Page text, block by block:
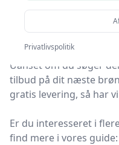
HandyGuiden er
samlet 8 top-
bedste.
Uanset om du søger
tilbud på dit næste
gratis levering, så har
Er du interesseret i
find mere i vores
Privatlivspolitik